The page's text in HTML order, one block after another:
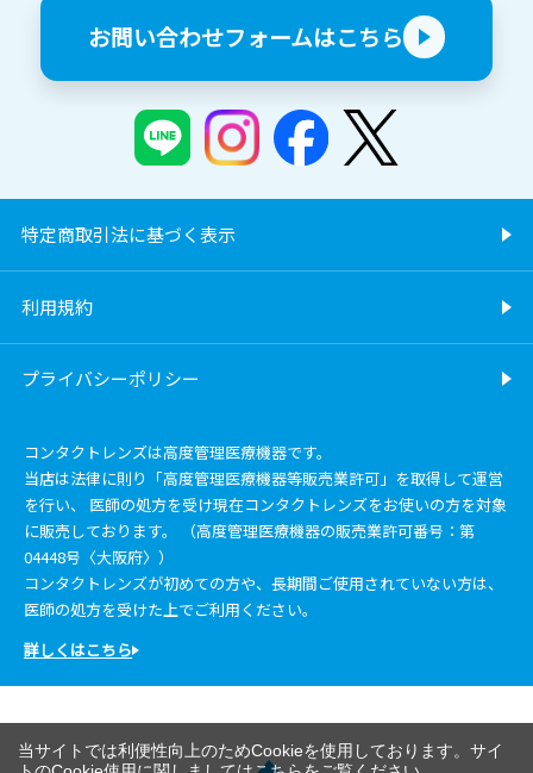
お問い合わせフォームはこちら
特定商取引法に基づく表示
利用規約
プライバシーポリシー
コンタクトレンズは高度管理医療機器です。
当店は法律に則り「高度管理医療機器等販売業許可」を取得して運営
を行い、 医師の処方を受け現在コンタクトレンズをお使いの方を対象
に販売しております。 （高度管理医療機器の販売業許可番号：第
04448号〈大阪府〉）
コンタクトレンズが初めての方や、長期間ご使用されていない方は、
医師の処方を受けた上でご利用ください。
詳しくはこちら
当サイトでは利便性向上のためCookieを使用しております。サイ